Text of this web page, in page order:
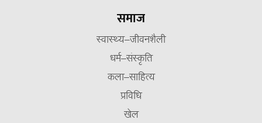
समाज
स्वास्थ्य–जीवनशैली
धर्म–संस्कृति
कला–साहित्य
प्रविधि
खेल